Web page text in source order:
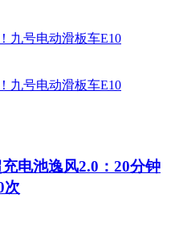
电池逸风2.0：20分钟
次